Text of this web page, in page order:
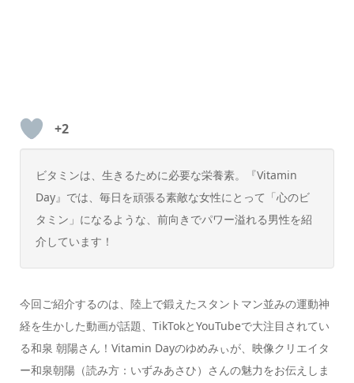
+2
ビタミンは、生きるために必要な栄養素。『Vitamin
Day』では、毎日を頑張る素敵な女性にとって「心のビ
タミン」になるような、前向きでパワー溢れる男性を紹
介しています！
今回ご紹介するのは、陸上で鍛えたスタントマン並みの運動神
経を生かした動画が話題、TikTokとYouTubeで大注目されてい
る和泉 朝陽さん！Vitamin Dayのゆめみぃが、映像クリエイタ
ー和泉朝陽（読み方：いずみあさひ）さんの魅力をお伝えしま